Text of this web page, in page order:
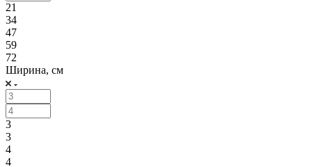
21
34
47
59
72
Ширина, см
3
3
4
4